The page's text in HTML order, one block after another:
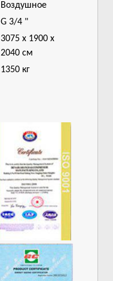
Воздушное
G 3/4 "
3075 х 1900 х
2040 см
1350 кг